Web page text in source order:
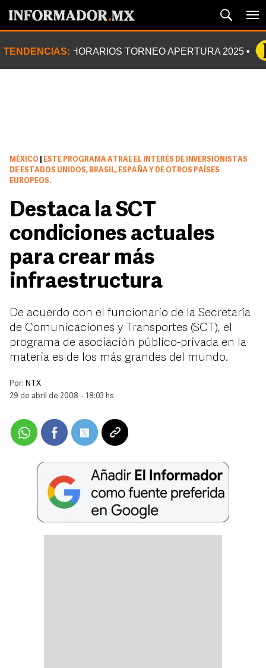
TENDENCIAS: HORARIOS TORNEO APERTURA 2025
MÉXICO
ESTE PROGRAMA ATRAE EL INTERÉS DE INVERSIONISTAS
DE ESTADOS UNIDOS, BRASIL, ESPAÑA Y DE OTROS PAÍSES
EUROPEOS.
Destaca la SCT
condiciones actuales
para crear más
infraestructura
De acuerdo con el funcionario de la Secretaría
de Comunicaciones y Transportes (SCT), el
programa de asociación público-privada en la
materia es de los más grandes del mundo.
Por: NTX
29 de abril de 2008 - 18:03 hs